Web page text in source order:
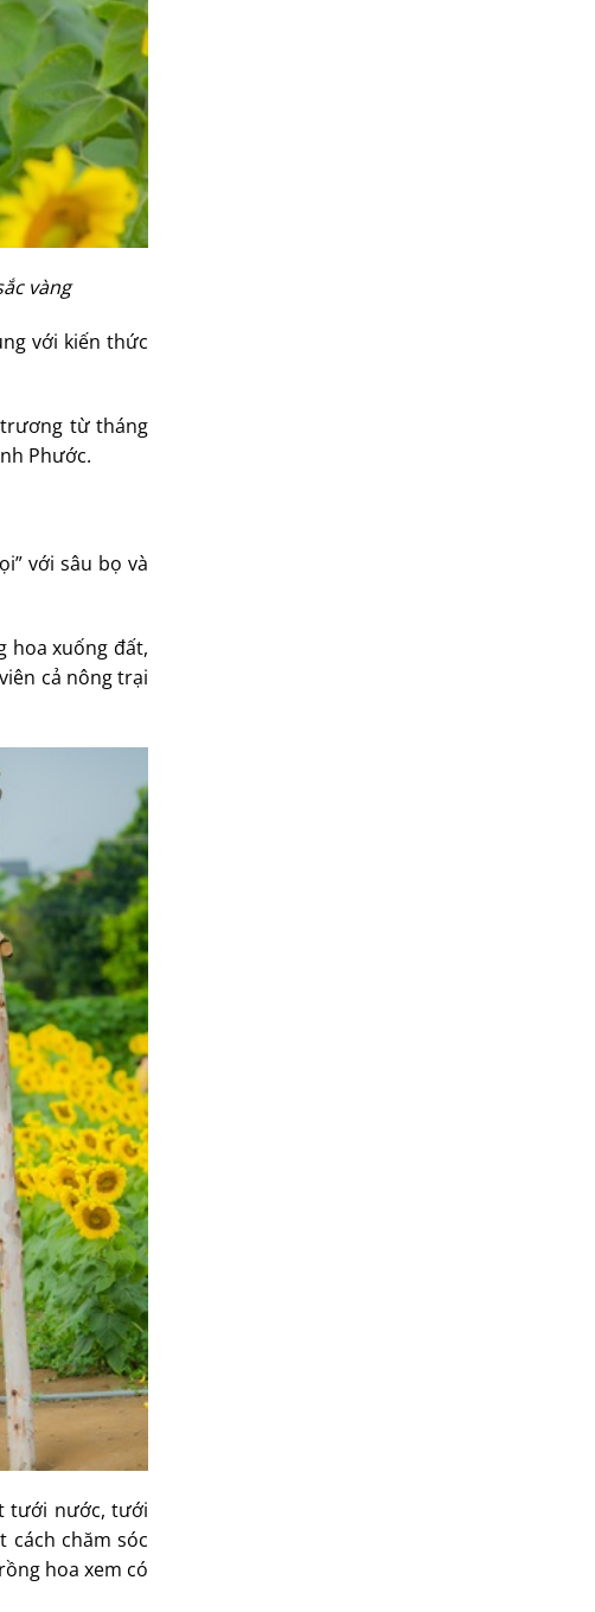
vàng
với kiến thức
từ tháng
Phước.
với sâu bọ và
hoa xuống đất,
cả nông trại
tưới nước, tưới
cách chăm sóc
hoa xem có